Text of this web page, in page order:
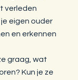
verleden
eigen ouder
en erkennen
graag, wat
Kun je ze